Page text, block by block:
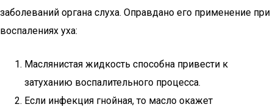
заболеваний органа слуха. Оправдано его применение при
воспалениях уха:
Маслянистая жидкость способна привести к
затуханию воспалительного процесса.
Если инфекция гнойная, то масло окажет